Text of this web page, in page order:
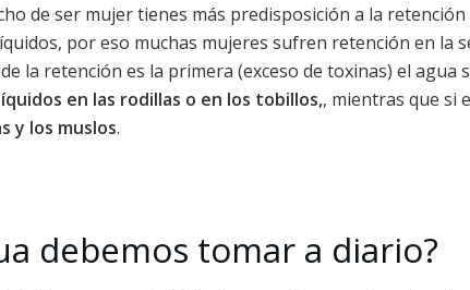
de ser mujer tienes más predisposición a la retención
por eso muchas mujeres sufren retención en la
la retención es la primera (exceso de toxinas) el
en las rodillas o en los tobillos,, mientras que si
y los muslos.
debemos tomar a diario?